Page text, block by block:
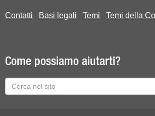
Contatti Basi legali Temi Temi della
Come possiamo aiutarti?